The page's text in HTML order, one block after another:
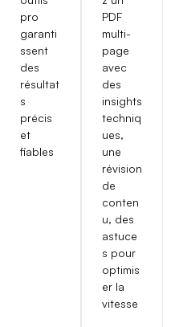
pro
garanti
ssent
des
résultat
s
précis
et
fiables
PDF
multi-
page
avec
des
insights
techniq
ues,
une
révision
de
conten
u, des
astuce
s pour
optimis
er la
vitesse